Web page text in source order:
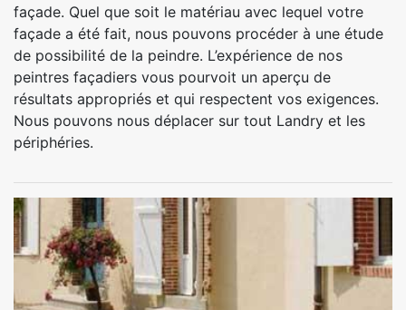
façade. Quel que soit le matériau avec lequel votre
façade a été fait, nous pouvons procéder à une étude
de possibilité de la peindre. L’expérience de nos
peintres façadiers vous pourvoit un aperçu de
résultats appropriés et qui respectent vos exigences.
Nous pouvons nous déplacer sur tout Landry et les
périphéries.